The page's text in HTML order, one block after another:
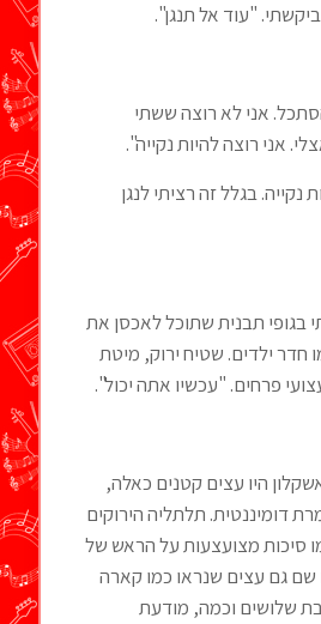
"עוד אל תנגן".
אני לא רוצה ששתי
אני רוצה להיות נקייה".
נקייה. בגלל זה רציתי לנגן
בגופי תבנית שתוכל לאכסן את
חדר ילדים. שטיח ירוק, מיטת
פרחים. "עכשיו אתה יכול".
היו עצים קטנים כאלה,
דומיננטית. תלתליה הירוקים
סיכות מצועצעות על הראש של
שם גם עצים שנראו כמו קארה
שלושים וכמה, מודעת